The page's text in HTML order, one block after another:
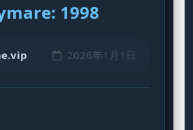
1998
2026年1月1日